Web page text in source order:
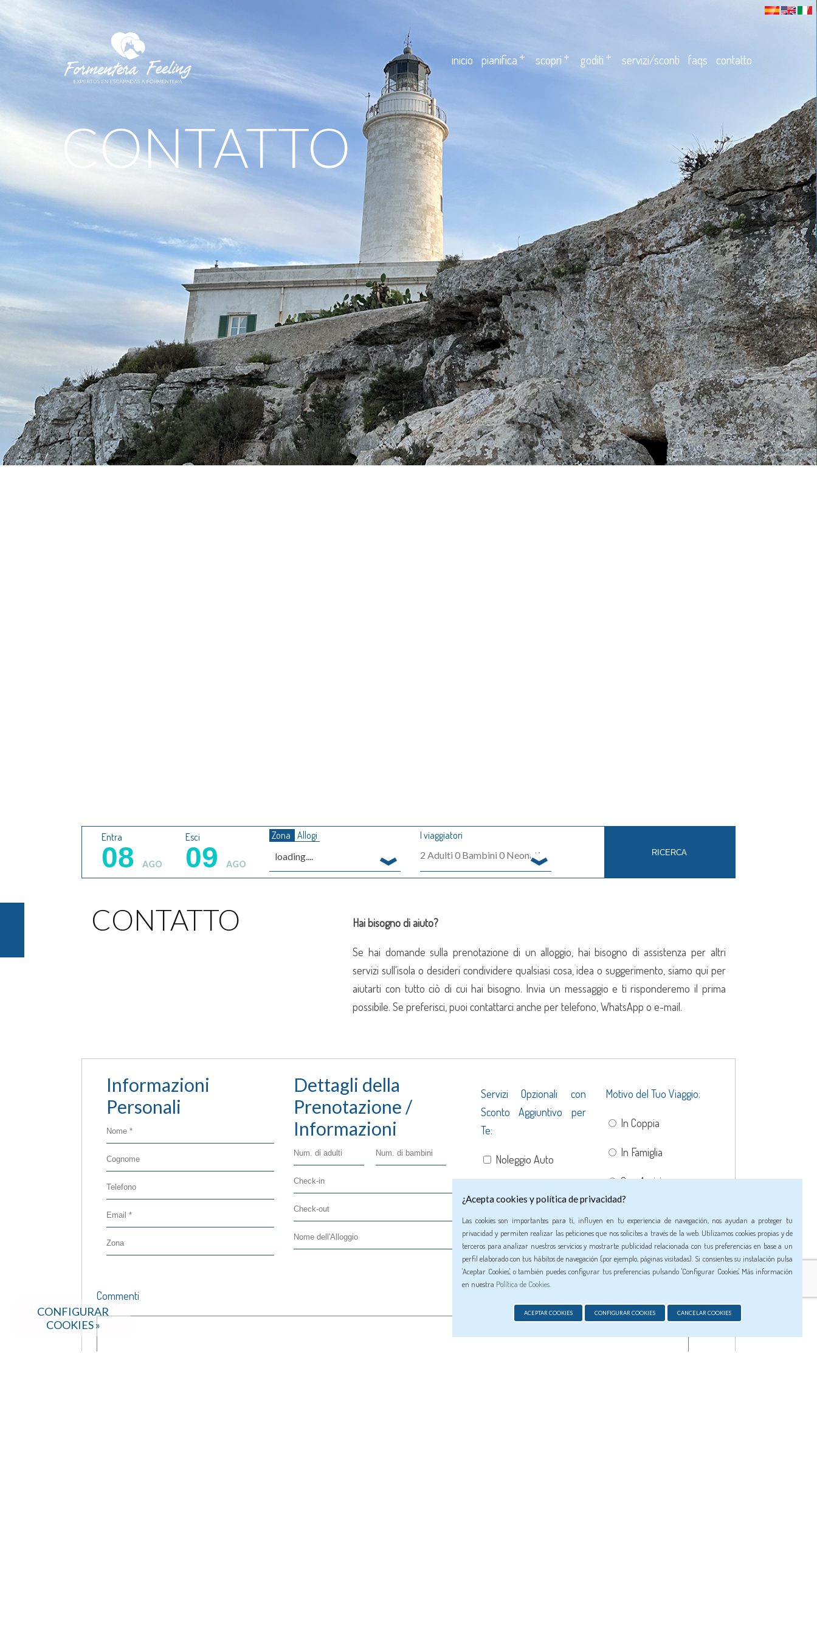
inicio pianifica scopri goditi servizi/sconti faqs contatto
CONTATTO
Entra
08 AGO
Esci
09 AGO
Zona Allogi
loading....
I viaggiatori
2 Adulti 0Bambini 0Neonati
CONTATTO Hai bisogno di aiuto?
Se hai domande sulla prenotazione di un alloggio, hai bisogno di assistenza per altri
servizi sull'isola o desideri condividere qualsiasi cosa, idea o suggerimento, siamo qui per
aiutarti con tutto ciò di cui hai bisogno. Invia un messaggio e ti risponderemo il prima
possibile. Se preferisci, puoi contattarci anche per telefono, WhatsApp o e-mail.
Informazioni
Personali
Dettagli della
Prenotazione /
Informazioni
Servizi Opzionali con
Sconto Aggiuntivo per
Te:
Noleggio Auto
Trasferimenti
Motivo del Tuo Viaggio:
In Coppia
In Famiglia
Con Amici
Domestico
Commenti
CONFIGURAR
COOKIES »
¿Acepta cookies y política de privacidad?
Las cookies son importantes para ti, influyen en tu experiencia de navegación, nos ayudan a proteger tu
privacidad y permiten realizar las peticiones que nos solicites a través de la web. Utilizamos cookies propias y de
terceros para analizar nuestros servicios y mostrarte publicidad relacionada con tus preferencias en base a un
perfil elaborado con tus hábitos de navegación (por ejemplo, páginas visitadas). Si consientes su instalación pulsa
'Aceptar Cookies', o también puedes configurar tus preferencias pulsando 'Configurar Cookies'. Más información
en nuestra Política de Cookies.
ACEPTAR COOKIES CONFIGURAR COOKIES CANCELAR COOKIES